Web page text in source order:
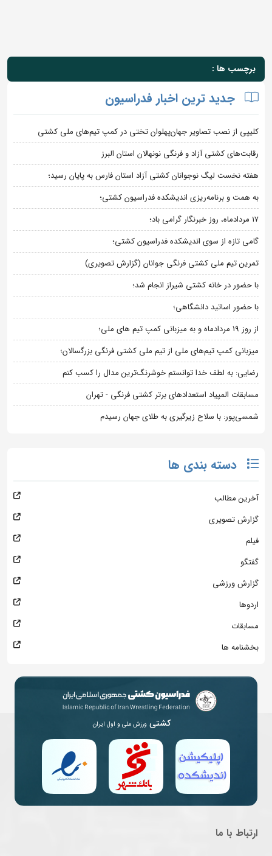
برچسب ها :
جدید ترین اخبار فدراسیون
کلیپی از نصب تصاویر جهان‌پهلوان تختی در کمپ تیم‌های ملی کشتی
رقابت‌های کشتی آزاد و فرنگی نونهالان استان البرز
هفته نخست لیگ نوجوانان کشتی آزاد استان فارس به پایان رسید؛
به همت و برنامه‌ریزی اندیشکده فدراسیون کشتی؛
۱۷ مردادماه، روز خبرنگار گرامی باد؛
گامی تازه از سوی اندیشکده فدراسیون کشتی؛
تمرین تیم ملی کشتی فرنگی جوانان (گزارش تصویری)
با حضور در خانه کشتی شیراز انجام شد؛
با حضور اساتید دانشگاهی؛
از روز 19 مردادماه و به میزبانی کمپ تیم های ملی؛
میزبانی کمپ تیم‌های ملی از تیم ملی کشتی فرنگی بزرگسالان؛
رضایی: به لطف خدا توانستم خوشرنگ‌ترین مدال را کسب کنم
مسابقات المپیاد استعدادهای برتر کشتی فرنگی - تهران
شمسی‌پور: با سلاح زیرگیری به طلای جهان رسیدم
دسته بندی ها
آخرین مطالب
گزارش تصویری
فیلم
گفتگو
گزارش ورزشی
اردوها
مسابقات
بخشنامه ها
کشتی ورزش ملی و اول ایران
ارتباط با ما